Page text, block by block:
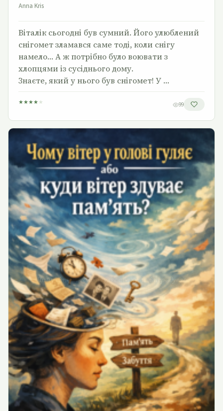
Anna Kris
Віталік сьогодні був сумний. Його улюблений
снігомет зламався саме тоді, коли снігу
намело… А ж потрібно було воювати з
хлопцями із сусіднього дому.
Знаєте, який у нього був снігомет! У …
★★★★ ★ 99
Чому вітер у голові гуляє або куди вітер здуває
пам’ять?